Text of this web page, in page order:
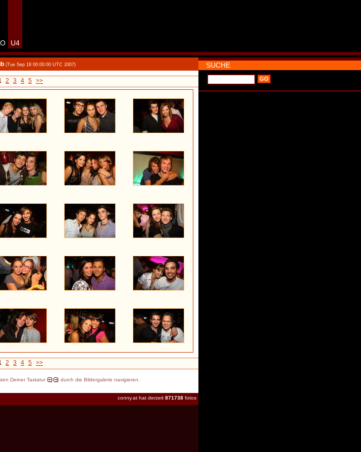
U4
(Tue Sep 18 00:00:00 UTC 2007)
2 3 4 5 >>
2 3 4 5 >>
Deiner Tastatur durch die Bildergalerie navigieren.
conny.at hat derzeit 871738 fotos
SUCHE